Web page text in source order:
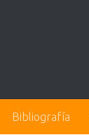
Bibliografía